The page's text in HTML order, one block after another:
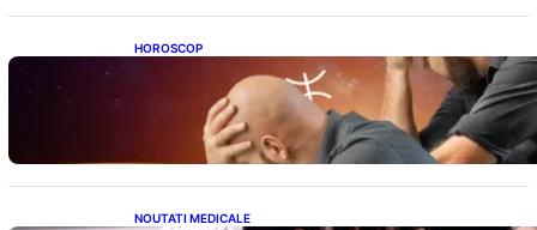
HOROSCOP
Mituri și Realități: Ce Spun Astrologii Despre
Sufletele Bătrâne și Lunile de Naștere
NOUTATI MEDICALE